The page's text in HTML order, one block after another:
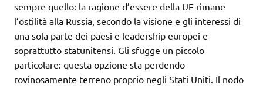
sempre quello: la ragione d’essere della UE rimane
l’ostilità alla Russia, secondo la visione e gli interessi di
una sola parte dei paesi e leadership europei e
soprattutto statunitensi. Gli sfugge un piccolo
particolare: questa opzione sta perdendo
rovinosamente terreno proprio negli Stati Uniti. Il nodo